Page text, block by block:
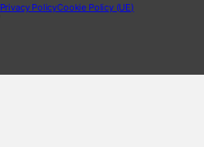
Privacy PolicyCookie Policy (UE)